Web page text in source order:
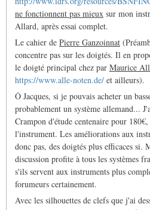
ne fonctionnent pas mieux sur mon
Allard, après essai complet.
Le cahier de Pierre Ganzoinnat
concentre pas sur les doigtés. Il en
le doigté principal chez par Maurice
https://www.alle-noten.de/ et ailleurs).
Ô Jacques, si je pouvais acheter un
probablement un système allemand...
Crampon d'étude centenaire pour
l'instrument. Les améliorations aux
donc pas, des doigtés plus efficaces si.
discussion profite à tous les systèmes
s'ils servent aux instruments plus
forumeurs certainement.
Avec les silhouettes de clefs que j'ai